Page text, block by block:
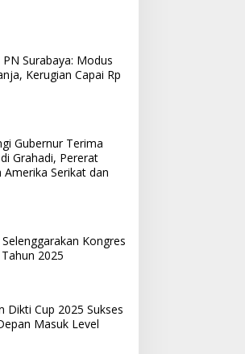
Surabaya: Modus
Kerugian Capai Rp
Gubernur Terima
Grahadi, Pererat
Serikat dan
Kongres
2025
Dikti Cup 2025 Sukses
Masuk Level